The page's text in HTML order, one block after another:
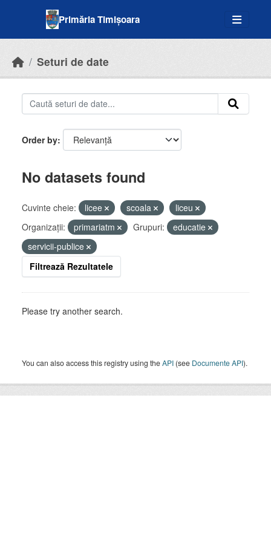
Primăria Timișoara
Seturi de date
Order by
No datasets found
Cuvinte cheie: licee scoala
liceu
Organizații:
primariatm Grupuri:
educatie
servicii-publice
Filtrează Rezultatele
Please try another search.
You can also access this registry using theAPI (see Documente API).